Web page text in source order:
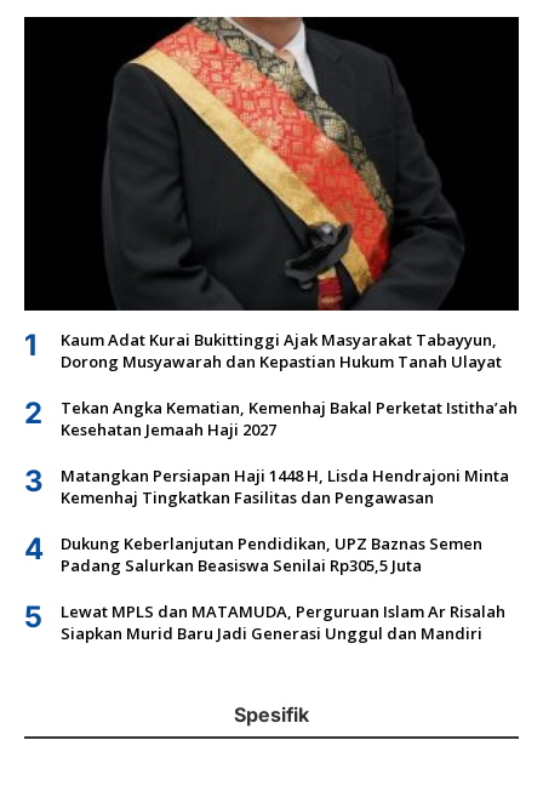
1
Kaum Adat Kurai Bukittinggi Ajak Masyarakat Tabayyun,
Dorong Musyawarah dan Kepastian Hukum Tanah Ulayat
2
Tekan Angka Kematian, Kemenhaj Bakal Perketat Istitha’ah
Kesehatan Jemaah Haji 2027
3
Matangkan Persiapan Haji 1448 H, Lisda Hendrajoni Minta
Kemenhaj Tingkatkan Fasilitas dan Pengawasan
4
Dukung Keberlanjutan Pendidikan, UPZ Baznas Semen
Padang Salurkan Beasiswa Senilai Rp305,5 Juta
5
Lewat MPLS dan MATAMUDA, Perguruan Islam Ar Risalah
Siapkan Murid Baru Jadi Generasi Unggul dan Mandiri
Spesifik